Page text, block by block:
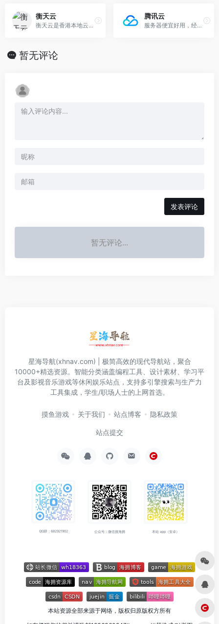
衡天云
衡天云是香港本地云计算服务商，依托香港、美国 TierⅢ+ 机房与 100%全冗余高速网络，提供高性能的国外服务器、香港服务器、高防服务器租用和托管服务产品。
腾讯云
服务器便宜好用，经常有促销活动
暂无评论
发表评论
暂无评论...
星海导航(xhnav.com) | 极简高效的现代导航站，聚合
10000+精选资源。智能分类涵盖编程工具、设计素材、学习平
台及影视音乐游戏等休闲娱乐站点，支持多引擎搜索与生产力
工具集成，学生/职场人士的上网首选。
摸鱼游戏 关于我们 站点博客 隐私政策
站点提交
QQ群：682921902 公众号：微信搜海拥 本站 app（安卓）
本站资源全部来源于网络，版权归原版权方所有